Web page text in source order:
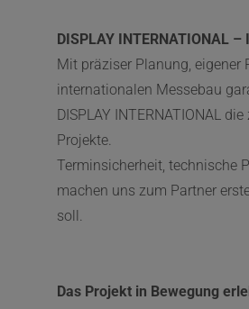
DISPLAY INTERNATIONAL
Mit präziser Planung,
internationalen Messebau
DISPLAY INTERNATIONAL
Projekte.
Terminsicherheit, technische
machen uns zum Partner
soll.
Das Projekt in Bewegung